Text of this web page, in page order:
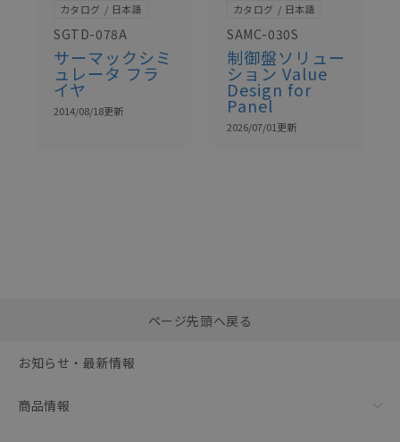
カタログ 日本語
SGTD-078A
サーマックシミ
ュレータ フラ
イヤ
2014/08/18更新
カタログ 日本語
SAMC-030S
制御盤ソリュー
ション Value
Design for
Panel
2026/07/01更新
括ダウンロード
ページ先頭へ戻る
お知らせ・最新情報
商品情報